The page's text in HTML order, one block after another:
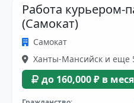
Работа курьером-
(Самокат)
Самокат
Ханты-Мансийск и еще
до 160,000 ₽ в